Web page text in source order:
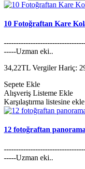
10 Fotoğraftan Kare
-----Uzman eki..
34,22TL Vergiler Hariç:
Sepete Ekle
Alışveriş Listeme Ekle
Karşılaştırma listesine ekle
12 fotoğraftan
-----Uzman eki..